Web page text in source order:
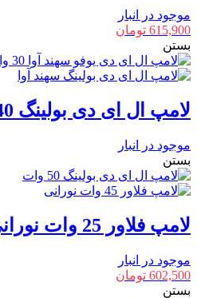
موجود در انبار
615,900 تومان
بستن
لامپ ال ای دی بولینگ 40 وات سهند آوا
موجود در انبار
بستن
لامپ فلاور 25 وات نورانی سهند آوا
موجود در انبار
602,500 تومان
بستن